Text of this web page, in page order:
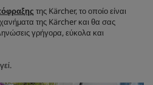
της Kärcher, το οποίο είναι
της Kärcher και θα σας
γρήγορα, εύκολα και